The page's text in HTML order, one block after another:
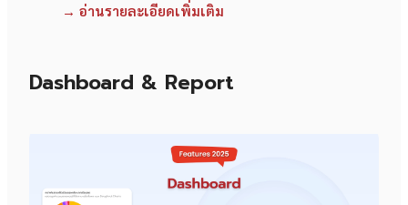
→ อ่านรายละเอียดเพิ่มเติม
Dashboard & Report